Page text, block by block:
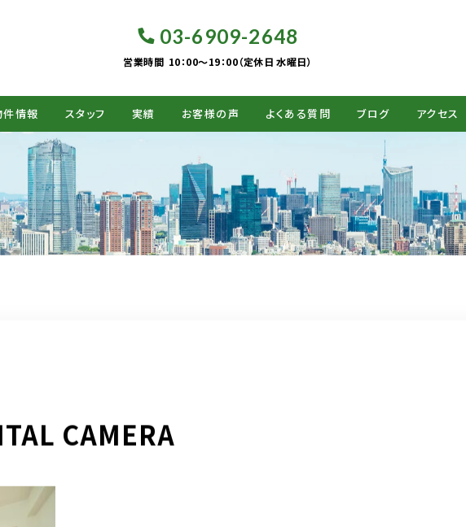
03-6909-2648
営業時間 10：00～19：00（定休日 水曜日）
件情報 スタッフ 実績 お客様の声 よくある質問 ブログ アクセス
CAMERA